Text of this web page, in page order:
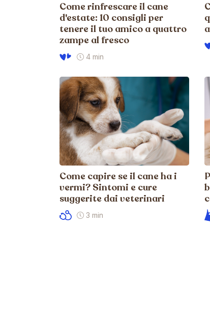
Come rinfrescare il cane
d'estate: 10 consigli per
tenere il tuo amico a quattro
zampe al fresco
4 min
Come capire se il cane ha i
vermi? Sintomi e cure
suggerite dai veterinari
3 min